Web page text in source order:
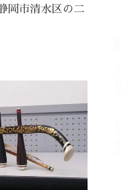
岡市清水区の二